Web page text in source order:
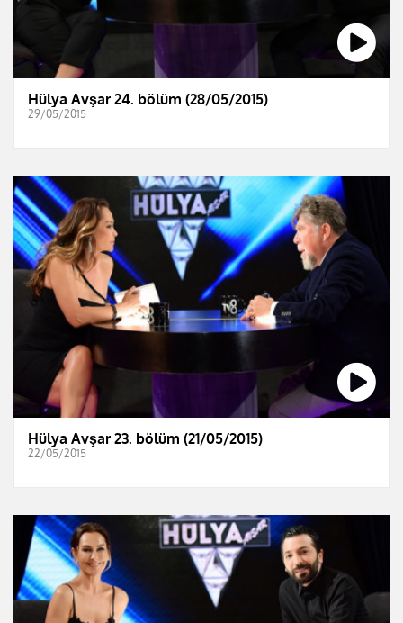
Hülya Avşar 24. bölüm (28/05/2015)
29/05/2015
Hülya Avşar 23. bölüm (21/05/2015)
22/05/2015